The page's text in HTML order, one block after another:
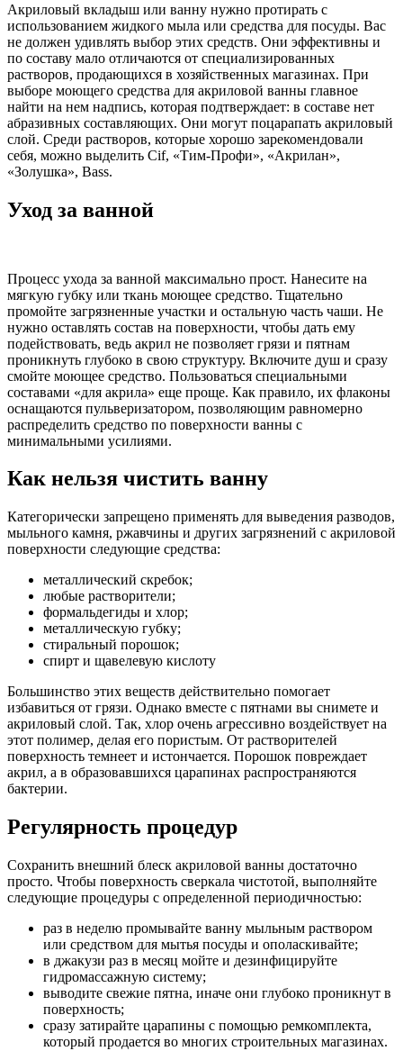
Акриловый вкладыш или ванну нужно протирать с
использованием жидкого мыла или средства для посуды. Вас
не должен удивлять выбор этих средств. Они эффективны и
по составу мало отличаются от специализированных
растворов, продающихся в хозяйственных магазинах. При
выборе моющего средства для акриловой ванны главное
найти на нем надпись, которая подтверждает: в составе нет
абразивных составляющих. Они могут поцарапать акриловый
слой. Среди растворов, которые хорошо зарекомендовали
себя, можно выделить Cif, «Тим-Профи», «Акрилан»,
«Золушка», Bass.
Уход за ванной
Процесс ухода за ванной максимально прост. Нанесите на
мягкую губку или ткань моющее средство. Тщательно
промойте загрязненные участки и остальную часть чаши. Не
нужно оставлять состав на поверхности, чтобы дать ему
подействовать, ведь акрил не позволяет грязи и пятнам
проникнуть глубоко в свою структуру. Включите душ и сразу
смойте моющее средство. Пользоваться специальными
составами «для акрила» еще проще. Как правило, их флаконы
оснащаются пульверизатором, позволяющим равномерно
распределить средство по поверхности ванны с
минимальными усилиями.
Как нельзя чистить ванну
Категорически запрещено применять для выведения разводов,
мыльного камня, ржавчины и других загрязнений с акриловой
поверхности следующие средства:
металлический скребок;
любые растворители;
формальдегиды и хлор;
металлическую губку;
стиральный порошок;
спирт и щавелевую кислоту
Большинство этих веществ действительно помогает
избавиться от грязи. Однако вместе с пятнами вы снимете и
акриловый слой. Так, хлор очень агрессивно воздействует на
этот полимер, делая его пористым. От растворителей
поверхность темнеет и истончается. Порошок повреждает
акрил, а в образовавшихся царапинах распространяются
бактерии.
Регулярность процедур
Сохранить внешний блеск акриловой ванны достаточно
просто. Чтобы поверхность сверкала чистотой, выполняйте
следующие процедуры с определенной периодичностью:
раз в неделю промывайте ванну мыльным раствором
или средством для мытья посуды и ополаскивайте;
в джакузи раз в месяц мойте и дезинфицируйте
гидромассажную систему;
выводите свежие пятна, иначе они глубоко проникнут в
поверхность;
сразу затирайте царапины с помощью ремкомплекта,
который продается во многих строительных магазинах.